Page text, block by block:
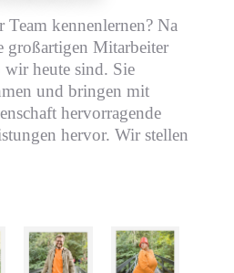
Team kennenlernen? Na
großartigen Mitarbeiter
heute sind. Sie
und bringen mit
hervorragende
hervor. Wir stellen